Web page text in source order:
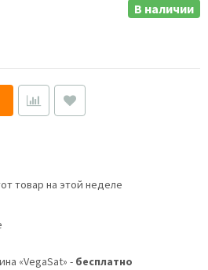
В наличии
товар на этой неделе
«VegaSat» - бесплатно